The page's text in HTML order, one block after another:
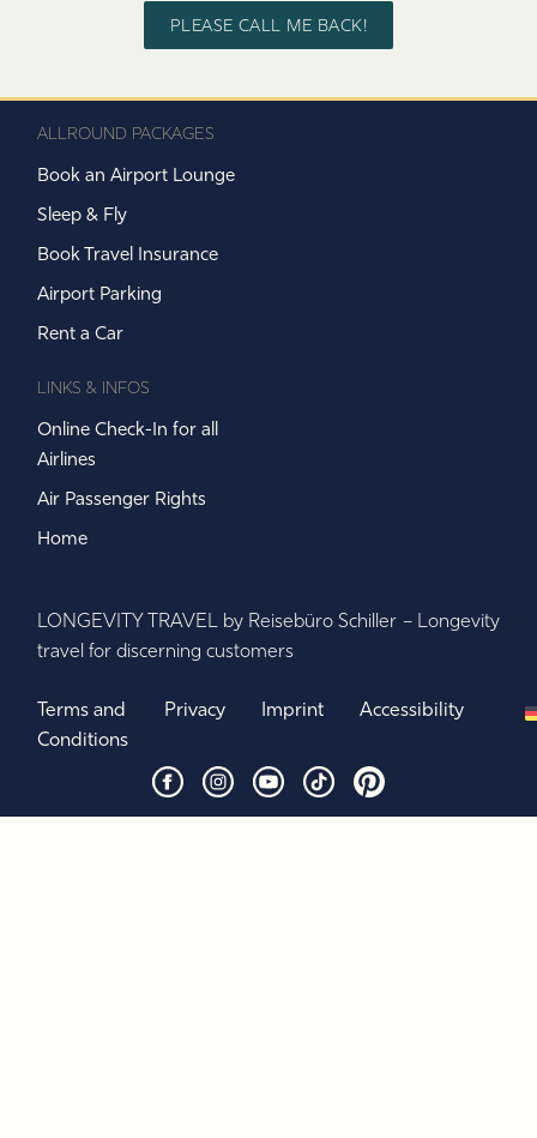
PLEASE CALL ME BACK!
ALLROUND PACKAGES
Book an Airport Lounge
Sleep & Fly
Book Travel Insurance
Airport Parking
Rent a Car
LINKS & INFOS
Online Check-In for all
Airlines
Air Passenger Rights
Home
LONGEVITY TRAVEL by Reisebüro Schiller – Longevity
travel for discerning customers
Terms and
Conditions
Privacy Imprint Accessibility